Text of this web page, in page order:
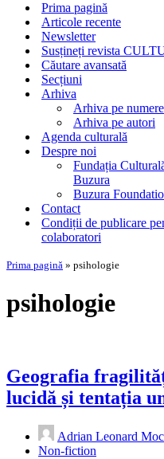
navigarePrima pagină
Articole recente
Newsletter
Susțineți revista
Căutare avansată
Secțiuni
Arhiva
Arhiva pe numere
Arhiva pe autori
Agenda culturală
Despre noi
Fundația
Buzura
Buzura
Contact
Condiții de publicare
colaboratori
Prima pagină » psihologie
psihologie
Geografia
lucidă și tentația
Adrian Leonard
Non-fiction